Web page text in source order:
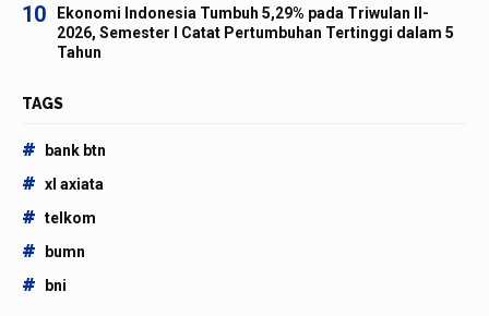
10
Ekonomi Indonesia Tumbuh 5,29% pada Triwulan II-
2026, Semester I Catat Pertumbuhan Tertinggi dalam 5
Tahun
TAGS
# bank btn
# xl axiata
# telkom
# bumn
# bni